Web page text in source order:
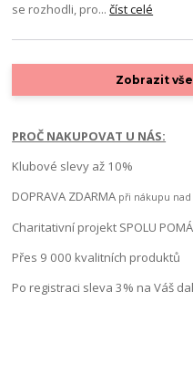
se rozhodli, pro...číst celé
Zobrazit
PROČ NAKUPOVAT U NÁS:
Klubové slevy až 10%
DOPRAVA ZDARMA při nákupu nad
Charitativní projekt SPOLU
Přes 9 000 kvalitních produktů
Po registraci sleva 3% na Váš